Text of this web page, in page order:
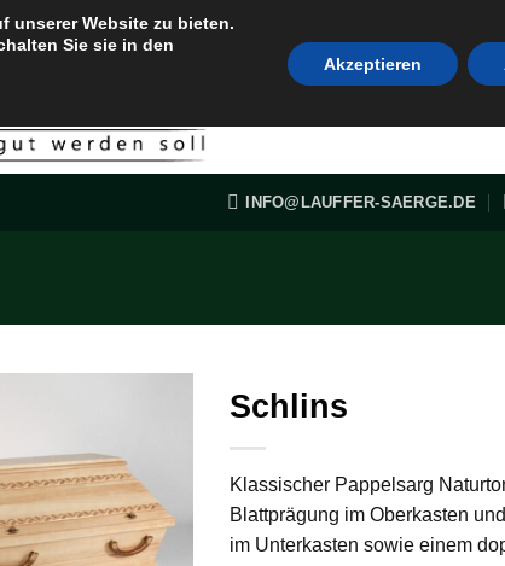
INFO@LAUFFER-SAERGE.DE
Schlins
Klassischer Pappelsarg
Blattprägung im Oberkasten
im Unterkasten sowie einem
unserer Website zu bieten.
Sie sie in den
Akzeptieren